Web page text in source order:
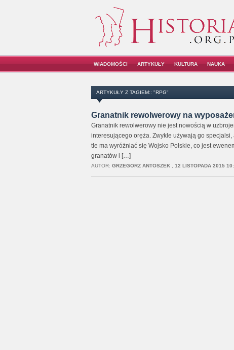
WIADOMOŚCI ARTYKUŁY KULTURA NAUKA
ARTYKUŁY Z TAGIEM:: "RPG"
Granatnik rewolwerowy na
Granatnik rewolwerowy nie jest nowością w
interesującego oręża. Zwykle używają go
tle ma wyróżniać się Wojsko Polskie, co jest
granatów i […]
AUTOR: GRZEGORZ ANTOSZEK, 12 LISTOPADA 2015